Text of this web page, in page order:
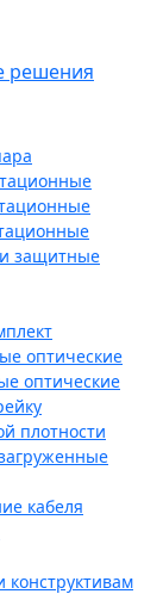
решения
защитные
оптические
оптические
плотности
кабеля